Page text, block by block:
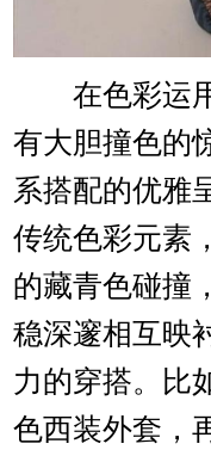
在色彩运用
有大胆撞色的
系搭配的优雅
传统色彩元素
的藏青色碰撞
稳深邃相互映
力的穿搭。比
色西装外套，